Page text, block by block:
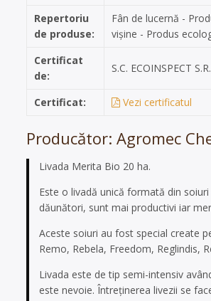
Repertoriu
de produse:
Fân de lucernă -
vișine - Produs
Certificat
de:
S.C. ECOINSPECT
Certificat: Vezi certificatul
Producător: Agromec
Livada Merita Bio 20 ha.
Este o livadă unică formată din
dăunători, sunt mai productivi iar
Aceste soiuri au fost special create
Remo, Rebela, Freedom, Reglindis,
Livada este de tip semi-intensiv
este nevoie. Întreținerea livezii se